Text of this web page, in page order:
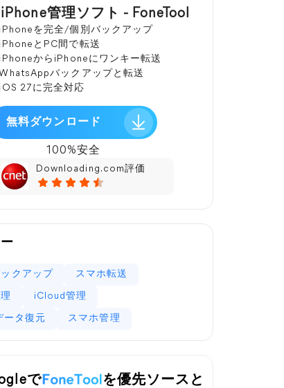
管理ソフト - FoneTool
iPhoneを完全/個別バックアップ
iPhoneとPC間で転送
iPhoneからiPhoneにワンキー転送
バックアップと転送
iOS 27に完全対応
無料ダウンロード
100%安全
Downloading.com評価
クアップ スマホ転送
iCloud管理
ータ復元 スマホ管理
で
を優先ソースと